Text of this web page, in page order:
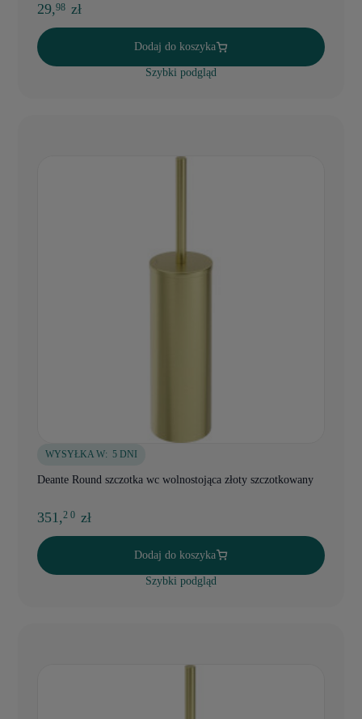
29,98 zł
Dodaj do koszyka
Szybki podgląd
WYSYŁKA W: 5 DNI
Deante Round szczotka wc wolnostojąca złoty szczotkowany
351,2 0 zł
Dodaj do koszyka
Szybki podgląd